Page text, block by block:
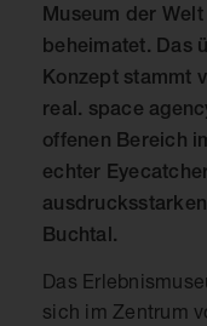
Museum der
beheimatet. Das
Konzept stammt
real. space
offenen Bereich
echter
Buchtal.
Das
sich im Zentrum